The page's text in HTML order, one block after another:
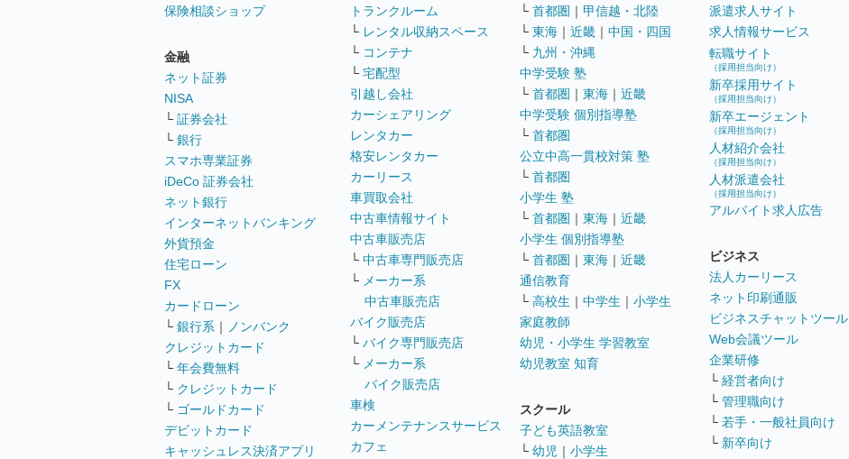
保険相談ショップ
金融
ネット証券
NISA
└ 証券会社
└ 銀行
スマホ専業証券
iDeCo 証券会社
ネット銀行
インターネットバンキング
外貨預金
住宅ローン
FX
カードローン
└ 銀行系 ｜
ノンバンク
クレジットカード
└ 年会費無料
└ クレジットカード
└ ゴールドカード
デビットカード
キャッシュレス決済アプリ
トランクルーム
└ レンタル収納スペース
└ コンテナ
└ 宅配型
引越し会社
カーシェアリング
レンタカー
格安レンタカー
カーリース
車買取会社
中古車情報サイト
中古車販売店
└ 中古車専門販売店
└ メーカー系
中古車販売店
バイク販売店
└ バイク専門販売店
└ メーカー系
バイク販売店
車検
カーメンテナンスサービス
カフェ
└ 首都圏 ｜ 甲信越・北陸
└ 東海 ｜ 近畿 ｜ 中国・四国
└ 九州・沖縄
中学受験 塾
└ 首都圏 ｜ 東海 ｜ 近畿
中学受験 個別指導塾
└ 首都圏
公立中高一貫校対策 塾
└ 首都圏
小学生 塾
└ 首都圏 ｜ 東海 ｜ 近畿
小学生 個別指導塾
└ 首都圏 ｜ 東海 ｜ 近畿
通信教育
└ 高校生 ｜ 中学生 ｜ 小学生
家庭教師
幼児・小学生 学習教室
幼児教室 知育
スクール
子ども英語教室
└ 幼児 ｜ 小学生
派遣求人サイト
求人情報サービス
転職サイト
（採用担当向け）
新卒採用サイト
（採用担当向け）
新卒エージェント
（採用担当向け）
人材紹介会社
（採用担当向け）
人材派遣会社
（採用担当向け）
アルバイト求人広告
ビジネス
法人カーリース
ネット印刷通販
ビジネスチャットツール
Web会議ツール
企業研修
└ 経営者向け
└ 管理職向け
└ 若手・一般社員向け
└ 新卒向け